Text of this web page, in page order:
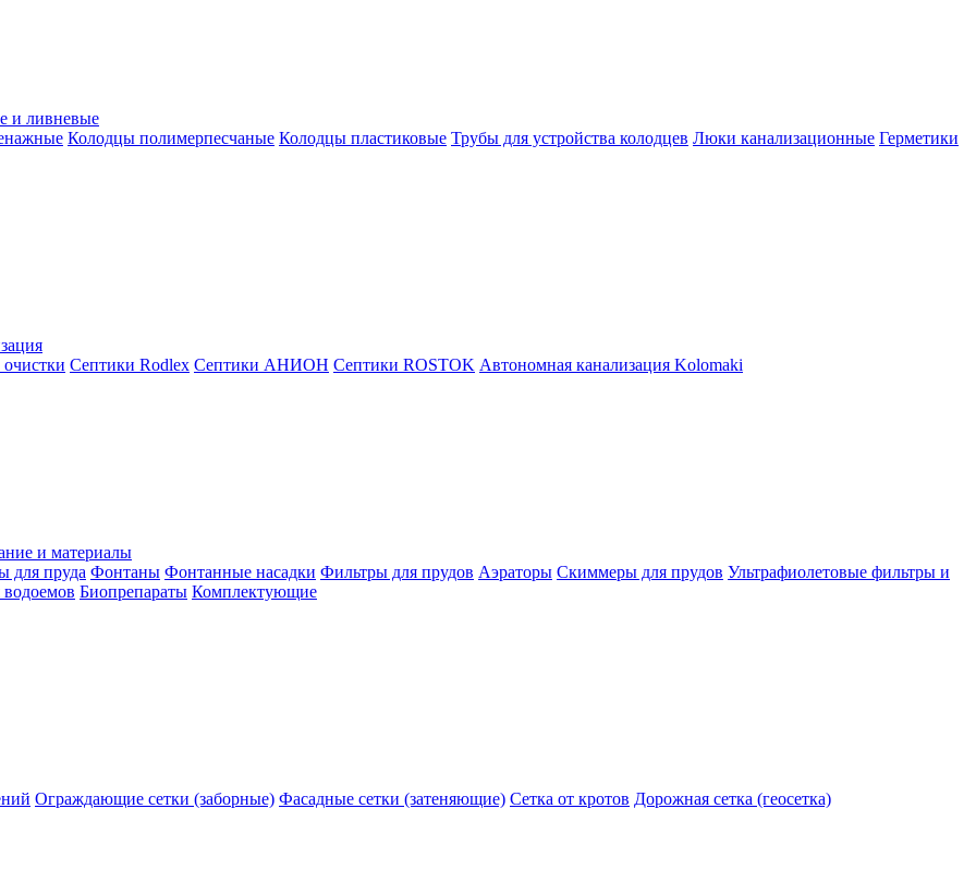
и ливневые
Колодцы полимерпесчаные Колодцы пластиковые Трубы для устройства колодцев Люки канализационные Герметики
Септики Rodlex Септики АНИОН Септики ROSTOK Автономная канализация Kolomaki
и материалы
для пруда Фонтаны Фонтанные насадки Фильтры для прудов Аэраторы Скиммеры для прудов Ультрафиолетовые фильтры и
Биопрепараты Комплектующие
Ограждающие сетки (заборные) Фасадные сетки (затеняющие) Сетка от кротов Дорожная сетка (геосетка)